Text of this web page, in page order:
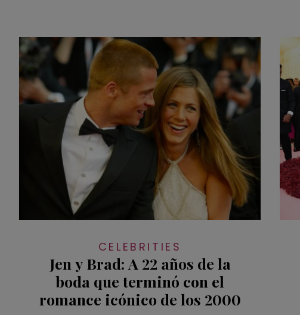
CELEBRITIES
Jen y Brad: A 22 años de la
boda que terminó con el
romance icónico de los 2000